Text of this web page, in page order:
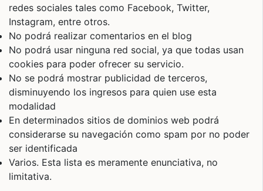
redes sociales tales como Facebook, Twitter,
Instagram, entre otros.
No podrá realizar comentarios en el blog
No podrá usar ninguna red social, ya que todas usan
cookies para poder ofrecer su servicio.
No se podrá mostrar publicidad de terceros,
disminuyendo los ingresos para quien use esta
modalidad
En determinados sitios de dominios web podrá
considerarse su navegación como spam por no poder
ser identificada
Varios. Esta lista es meramente enunciativa, no
limitativa.